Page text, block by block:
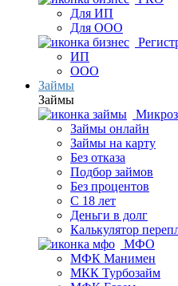
Для ИП
Для ООО
ИП
ООО
Займы
Займы
Займы онлайн
Займы на карту
Без отказа
Подбор займов
Без процентов
С 18 лет
Деньги в долг
Калькулятор
МФО
МФК Манимен
МКК Турбозайм